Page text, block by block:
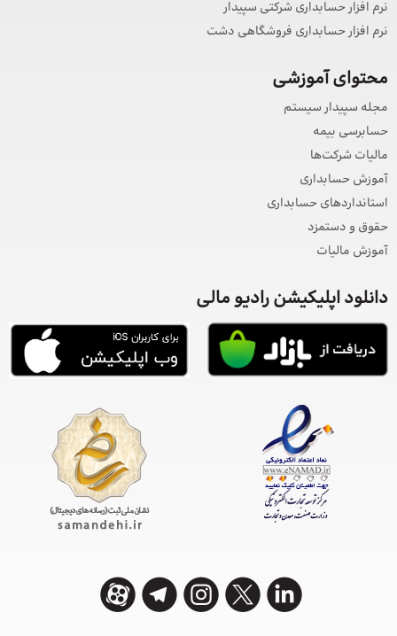
نرم افزار حسابداری شرکتی سپیدار
نرم افزار حسابداری فروشگاهی دشت
محتوای آموزشی
مجله سپیدار سیستم
حسابرسی بیمه
مالیات شرکت‌ها
آموزش حسابداری
استانداردهای حسابداری
حقوق و دستمزد
آموزش مالیات
دانلود اپلیکیشن رادیو مالی